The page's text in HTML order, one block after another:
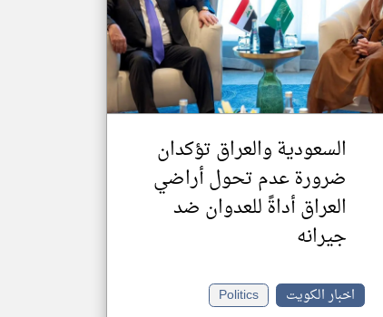
تغيير الدولة
مصادر الأخبار من الكويت
اخبار الكويت على مدار الساعة
أهم اخبار الكويت العاجلة والمباشرةالسعودية والعراق تؤكدان
ضرورة عدم تحول أراضي
العراق أداةً للعدوان ضد
جيرانه
اخبار الكويت
Politics
klyoum.com